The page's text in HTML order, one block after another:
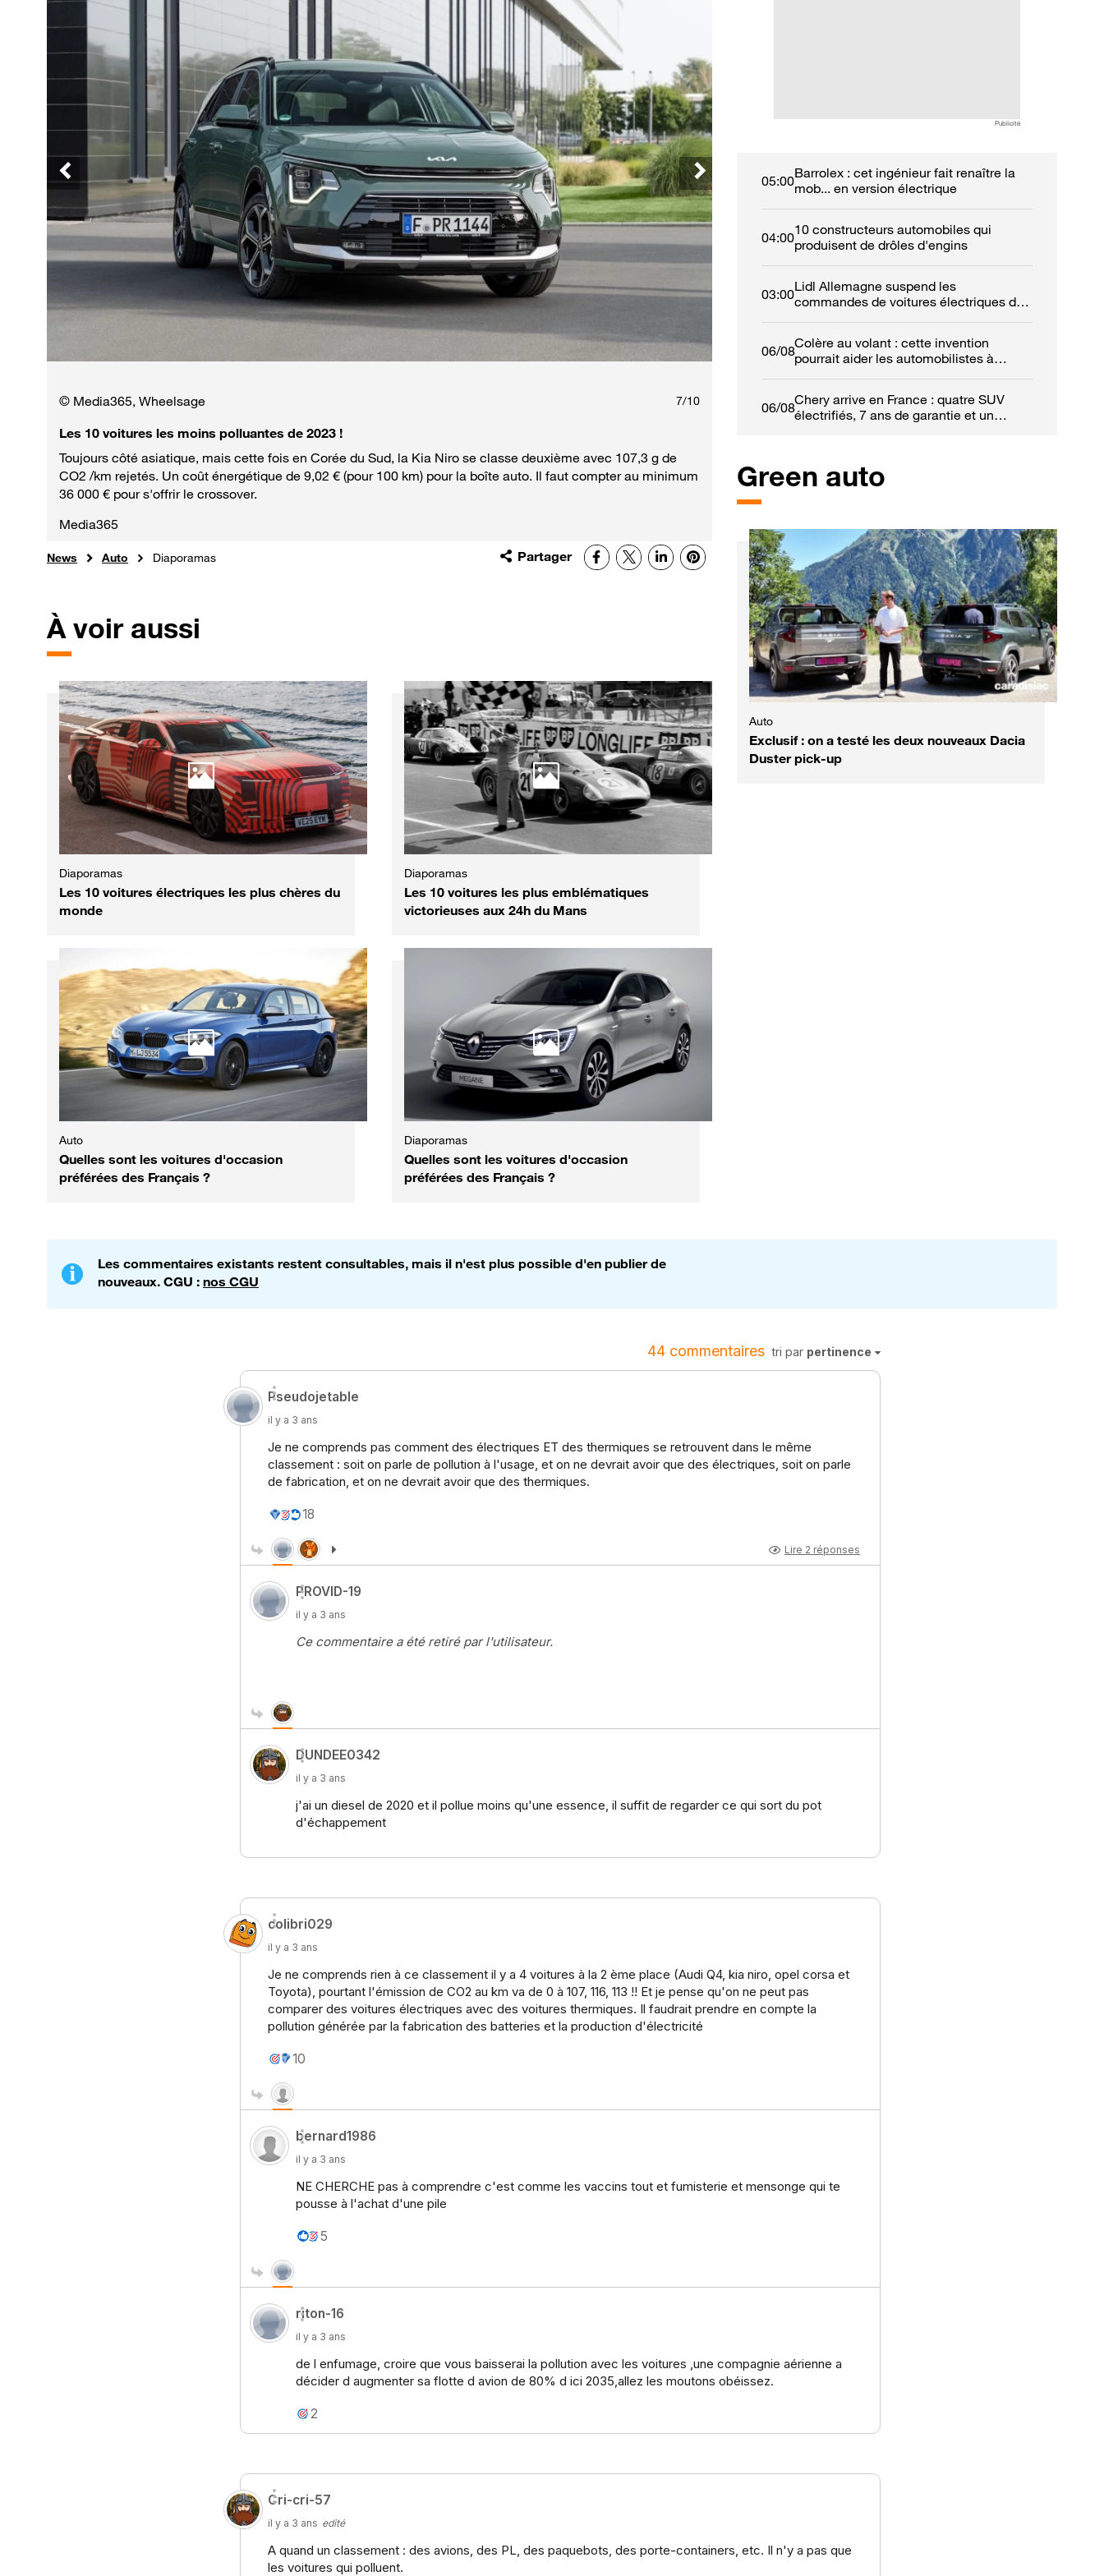
© Media365, Wheelsage 7/10
Les 10 voitures les moins polluantes de 2023 !
Toujours côté asiatique, mais cette fois en Corée du Sud, la Kia Niro se classe deuxième avec 107,3 g de
CO2 /km rejetés. Un coût énergétique de 9,02 € (pour 100 km) pour la boîte auto. Il faut compter au minimum
36 000 € pour s'offrir le crossover.
Media365
News Auto Diaporamas Partager Facebook
X LinkedInPinterest
À voir aussi
Diaporamas
Les 10 voitures électriques les plus chères du
monde
Diaporamas
Les 10 voitures les plus emblématiques
victorieuses aux 24h du Mans
Auto
Quelles sont les voitures d'occasion
préférées des Français ?
Diaporamas
Quelles sont les voitures d'occasion
préférées des Français ?
Publicité
05:00Barrolex : cet ingénieur fait renaître la
mob... en version électrique
04:0010 constructeurs automobiles qui
produisent de drôles d'engins
03:00Lidl Allemagne suspend les
commandes de voitures électriques de
06/08Colère au volant : cette invention
pourrait aider les automobilistes à
06/08Chery arrive en France : quatre SUV
électrifiés, 7 ans de garantie et un
Green auto
Auto
Exclusif : on a testé les deux nouveaux Dacia
Duster pick-up
Les commentaires existants restent consultables, mais il n'est plus possible d'en publier de
nouveaux. CGU : nos CGU